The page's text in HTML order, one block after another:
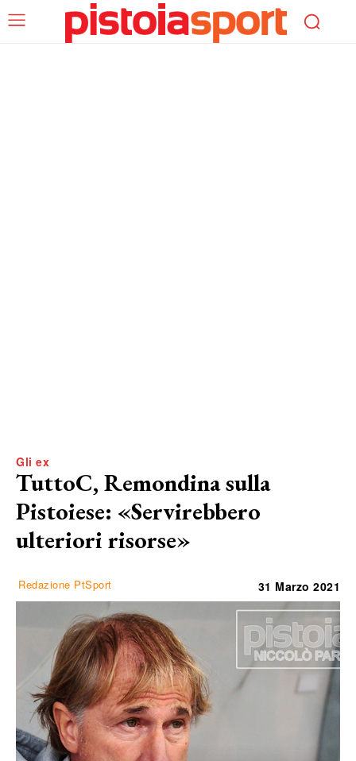
Gli ex
TuttoC, Remondina sulla
Pistoiese: «Servirebbero
ulteriori risorse»
Redazione PtSport 31 Marzo 2021